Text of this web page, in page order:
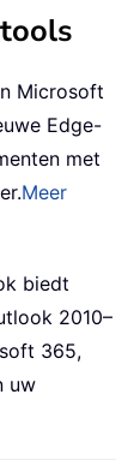
Microsoft
Edge-
met
Meer
biedt
2010–
365,
uw